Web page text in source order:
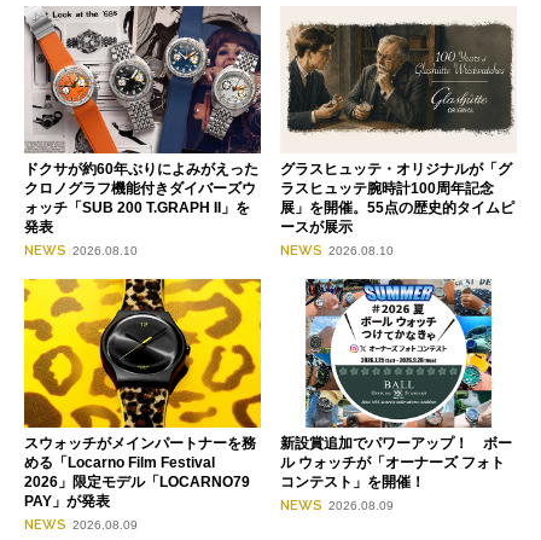
ドクサが約60年ぶりによみがえった
クロノグラフ機能付きダイバーズウ
ォッチ「SUB 200 T.GRAPH II」を
発表
NEWS 2026.08.10
グラスヒュッテ・オリジナルが「グ
ラスヒュッテ腕時計100周年記念
展」を開催。55点の歴史的タイムピ
ースが展示
NEWS 2026.08.10
スウォッチがメインパートナーを務
める「Locarno Film Festival
2026」限定モデル「LOCARNO79
PAY」が発表
NEWS 2026.08.09
新設賞追加でパワーアップ！ ボー
ル ウォッチが「オーナーズ フォト
コンテスト」を開催！
NEWS 2026.08.09